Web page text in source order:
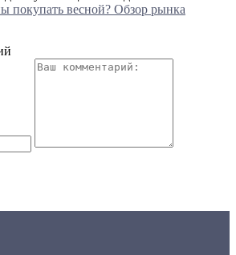
покупать весной? Обзор рынка